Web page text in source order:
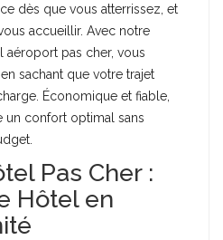
dès que vous atterrissez, et
accueillir. Avec notre
aéroport pas cher, vous
sachant que votre trajet
Économique et fiable,
un confort optimal sans
Pas Cher :
Hôtel en